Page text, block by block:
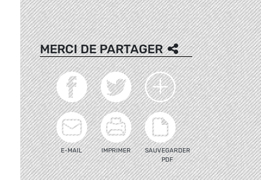
MERCI DE PARTAGER
E-MAIL IMPRIMER
SAUVEGARDER
PDF